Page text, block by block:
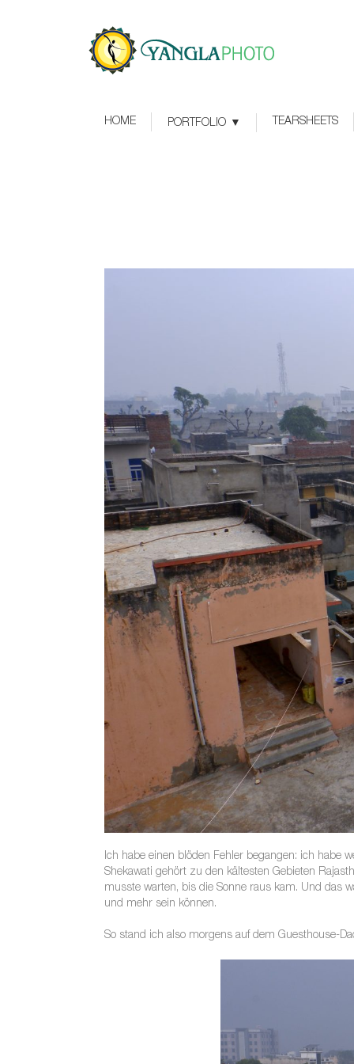
HOME PORTFOLIO TEARSHEETS
Ich habe einen blöden Fehler begangen: ich habe
Shekawati gehört zu den kältesten Gebieten
musste warten, bis die Sonne raus kam. Und das
und mehr sein können.
So stand ich also morgens auf dem Guesthouse-